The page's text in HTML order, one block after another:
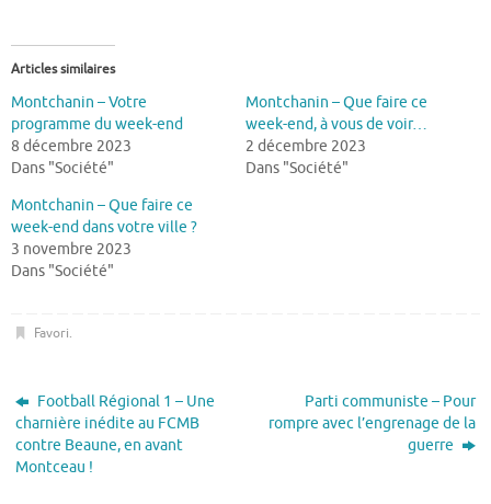
Articles similaires
Montchanin – Votre
programme du week-end
8 décembre 2023
Dans "Société"
Montchanin – Que faire ce
week-end, à vous de voir…
2 décembre 2023
Dans "Société"
Montchanin – Que faire ce
week-end dans votre ville ?
3 novembre 2023
Dans "Société"
Favori.
Football Régional 1 – Une
charnière inédite au FCMB
contre Beaune, en avant
Montceau !
Parti communiste – Pour
rompre avec l’engrenage de la
guerre